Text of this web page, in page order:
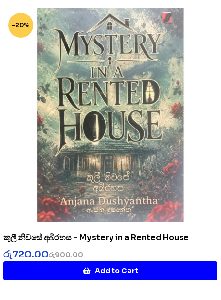
-20%
කුලී නිවසේ අබිරහස – Mystery in a Rented House
රු900.00
රු720.00
Add to Cart